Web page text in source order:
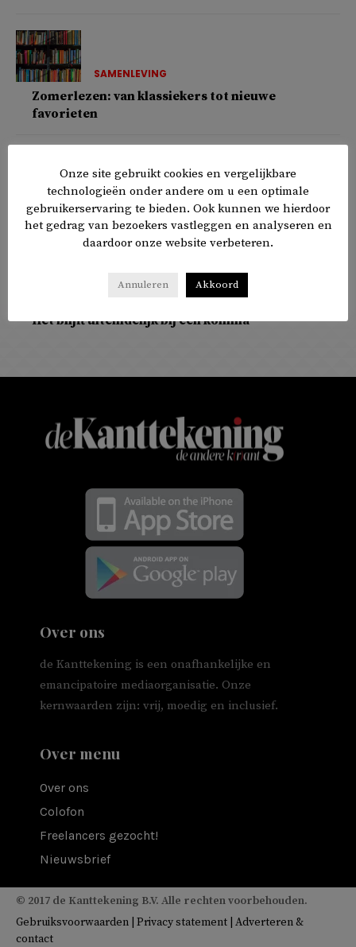
SAMENLEVING
Zomerlezen: van klassiekers tot nieuwe
favorieten
COLUMNS
Hoe de zonden deugden werden en omgekeerd
Het blijft uiteindelijk bij een komma
Over ons
de Kanttekening is een onafhankelijke en
emancipatoire mediaorganisatie. Onze
kernwaarden zijn: vrij, moedig en inclusief.
Over menu
Over ons
Colofon
Freelancers gezocht!
Nieuwsbrief
© 2017 de Kanttekening B.V. Alle rechten voorbehouden.
Gebruiksvoorwaarden Privacy statement Adverteren &
contact
Onze site gebruikt cookies en vergelijkbare
technologieën onder andere om u een optimale
gebruikerservaring te bieden. Ook kunnen we hierdoor
het gedrag van bezoekers vastleggen en analyseren en
daardoor onze website verbeteren.
Annuleren Akkoord